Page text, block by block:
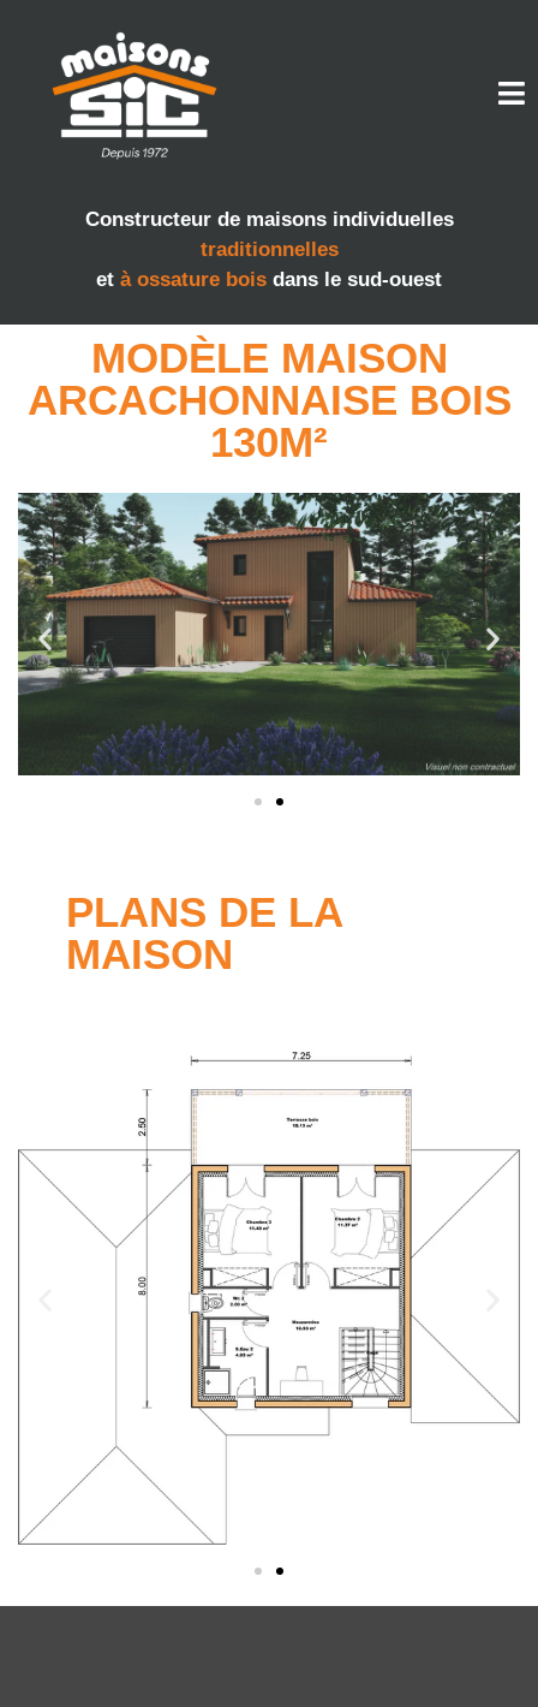
Constructeur de maisons individuelles
traditionnelles
et à ossature bois dans le sud-ouest
MODÈLE MAISON
ARCACHONNAISE BOIS
130M²
PLANS DE LA
MAISON